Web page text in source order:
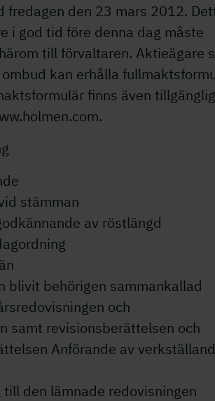
fredagen den 23 mars 2012.
i god tid före denna dag måste
till förvaltaren. Aktieägare
kan erhålla
finns även
stämman
av röstlängd
blivit behörigen sammankallad
och
samt revisionsberättelsen och
Anförande av
den lämnade redovisningen